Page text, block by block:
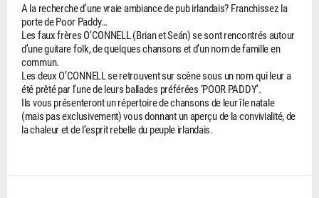
A la recherche d’une vraie ambiance de pub irlandais? Franchissez la
porte de Poor Paddy…
Les faux frères O’CONNELL (Brian et Seán) se sont rencontrés autour
d’une guitare folk, de quelques chansons et d’un nom de famille en
commun.
Les deux O’CONNELL se retrouvent sur scène sous un nom qui leur a
été prêté par l’une de leurs ballades préférées ‘POOR PADDY’.
Ils vous présenteront un répertoire de chansons de leur île natale
(mais pas exclusivement) vous donnant un aperçu de la convivialité, de
la chaleur et de l’esprit rebelle du peuple irlandais.